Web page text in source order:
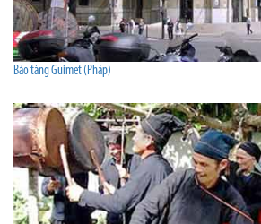
Bảo tàng Guimet (Pháp)